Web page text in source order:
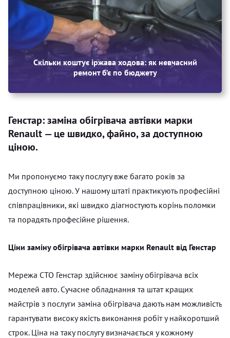
Скільки коштує іржава ходова: як невчасний
ремонт б’є по бюджету
Генстар: заміна обігрівача автівки марки
Renault — це швидко, файно, за доступною
ціною.
Ми пропонуємо таку послугу вже багато років за
доступною ціною. У нашому штаті практикують професійні
співпрацівники, які швидко діагностують корінь поломки
та порадять професійне рішення.
Ціни заміну обігрівача автівки марки Renault від Генстар
Мережа СТО Генстар здійснює заміну обігрівача всіх
моделей авто. Сучасне обладнання та штат кращих
майстрів з послуги заміна обігрівача дають нам можливість
гарантувати високу якість виконання робіт у найкоротший
строк. Ціна на таку послугу визначається у кожному